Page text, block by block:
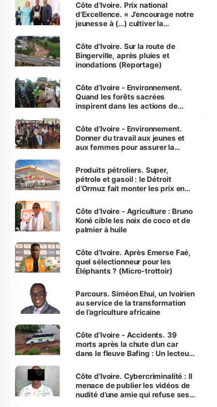
Côte d’Ivoire. Prix national
d’Excellence. « J’encourage notre
jeunesse à (…) cultiver la
(Alassane Ouattara
Côte d'Ivoire. Sur la route de
Bingerville, après pluies et
inondations (Reportage)
Côte d’Ivoire - Environnement.
Quand les forêts sacrées
inspirent dans les actions de
Côte d’Ivoire - Environnement.
Donner du travail aux jeunes et
aux femmes pour assurer la
menacées
Produits pétroliers. Super,
pétrole et gasoil : le Détroit
d’Ormuz fait monter les prix en
Côte d’Ivoire - Agriculture : Bruno
Koné cible les noix de coco et de
palmier à huile
Côte d’Ivoire. Après Emerse Faé,
quel sélectionneur pour les
Éléphants ? (Micro-trottoir)
Parcours. Siméon Ehui, un Ivoirien
au service de la transformation
de l’agriculture africaine
Côte d’Ivoire - Accidents. 39
morts après la chute d’un car
dans le fleuve Bafing : Un lecteur
des Transports
Côte d'Ivoire. Cybercriminalité : Il
menace de publier les vidéos de
nudité d’une amie qui refuse ses